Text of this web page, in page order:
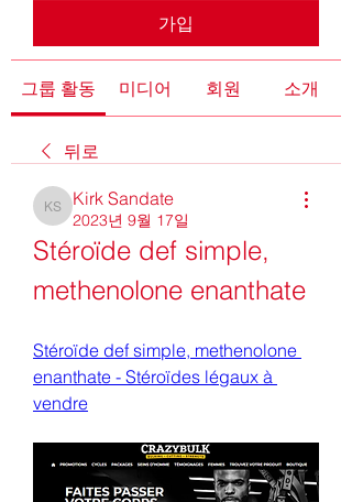
가입
그룹 활동 미디어 회원 소개
뒤로
Kirk Sandate
Kirk Sandate
2023년 9월 17일
Stéroïde def simple,
methenolone enanthate
Stéroïde def simple, methenolone
enanthate - Stéroïdes légaux à
vendre